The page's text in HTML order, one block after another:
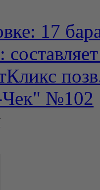
17
Чек" №102